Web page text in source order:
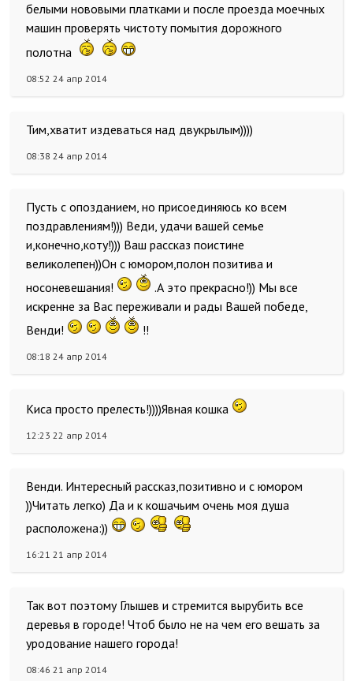
белыми нововыми платками и после проезда моечных
машин проверять чистоту помытия дорожного
полотна
08:52 24 апр 2014
Тим,хватит издеваться над двукрылым))))
08:38 24 апр 2014
Пусть с опозданием, но присоединяюсь ко всем
поздравлениям!))) Веди, удачи вашей семье
и,конечно,коту!))) Ваш рассказ поистине
великолепен))Он с юмором,полон позитива и
носоневешания!
.А это прекрасно!)) Мы все
искренне за Вас переживали и рады Вашей победе,
Венди!
!!
08:18 24 апр 2014
Киса просто прелесть!))))Явная кошка
12:23 22 апр 2014
Венди. Интересный рассказ,позитивно и с юмором
))Читать легко) Да и к кошачьим очень моя душа
расположена:))
16:21 21 апр 2014
Так вот поэтому Глышев и стремится вырубить все
деревья в городе! Чтоб было не на чем его вешать за
уродование нашего города!
08:46 21 апр 2014